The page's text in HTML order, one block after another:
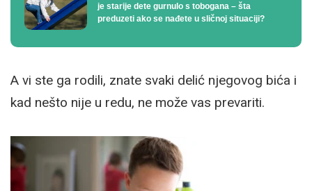
je starije dete gurnulo s tobogana – šta
preduzeti ako se nađete u sličnoj situaciji?
A vi ste ga rodili, znate svaki delić njegovog bića i
kad nešto nije u redu, ne može vas prevariti.